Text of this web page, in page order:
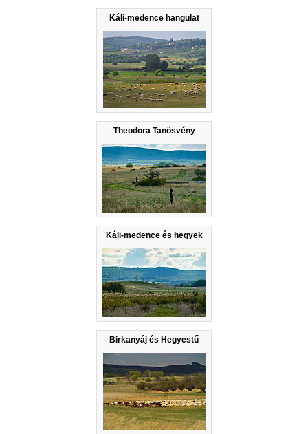
Káli-medence hangulat
Theodora Tanösvény
Káli-medence és hegyek
Birkanyáj és Hegyestű